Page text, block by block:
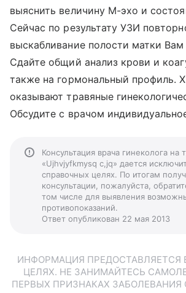
выяснить величину М-эхо и
Сейчас по результату УЗИ
выскабливание полости матки Вам
Сдайте общий анализ крови и
также на гормональный профиль.
оказывают травяные
Обсудите с врачом
Консультация врача гинеколога на
«Ujhvjyfkmysq c,jq» дается
справочных целях. По итогам
консультации, пожалуйста,
том числе для выявления
противопоказаний.
Ответ опубликован 22 мая 2013
ИНФОРМАЦИЯ ПРЕДОСТАВЛЯЕТСЯ
ЦЕЛЯХ. НЕ ЗАНИМАЙТЕСЬ
ПЕРВЫХ ПРИЗНАКАХ ЗАБОЛЕВАНИЯ